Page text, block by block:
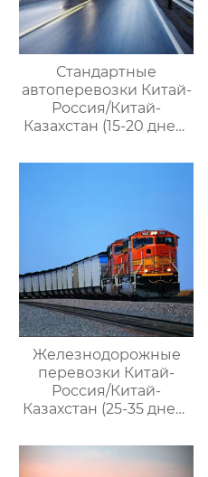
Стандартные
автоперевозки Китай-
Россия/Китай-
Казахстан (15-20 дней)
управлению
Железнодорожные
перевозки Китай-
Россия/Китай-
Казахстан (25-35 дней)
управлению
международными